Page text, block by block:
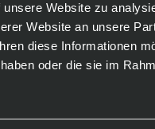
Website zu
Website an unsere
diese Informationen
oder die sie im